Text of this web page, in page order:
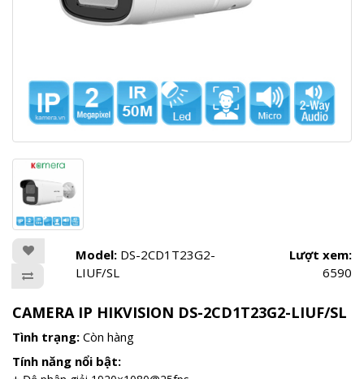
Model: DS-2CD1T23G2-
LIUF/SL
Lượt xem:
6590
CAMERA IP HIKVISION DS-2CD1T23G2-LIUF/SL
Tình trạng: Còn hàng
Tính năng nổi bật: